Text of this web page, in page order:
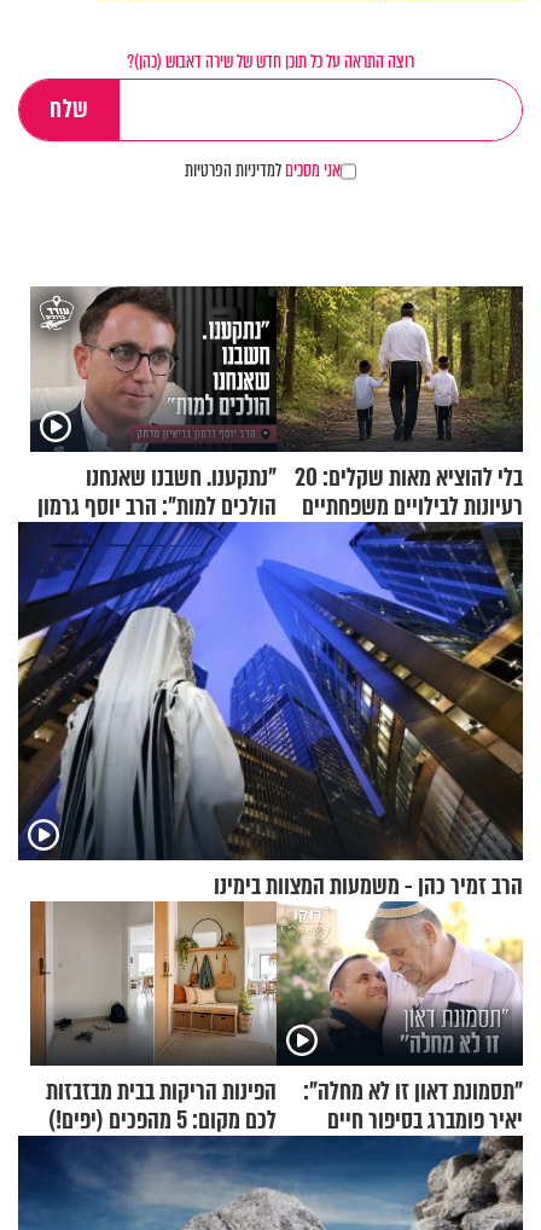
רוצה התראה על כל תוכן חדש של שירה דאבוש (כהן)?
אני מסכיםלמדיניות הפרטיות
בלי להוציא מאות שקלים: 20
רעיונות לבילויים משפחתיים
כמעט בחינם
"נתקענו. חשבנו שאנחנו
הולכים למות": הרב יוסף גרמון
בריאיון מרתק
הרב זמיר כהן - משמעות המצוות בימינו
"תסמונת דאון זו לא מחלה":
יאיר פומברג בסיפור חיים
מעורר השראה
הפינות הריקות בבית מבזבזות
לכם מקום: 5 מהפכים (יפים!)
שאפשר לעשות כבר היום